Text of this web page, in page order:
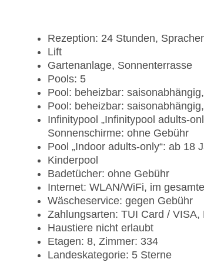
Rezeption: 24 Stunden,
Lift
Gartenanlage, Sonnenterrasse
Pools: 5
Pool: beheizbar:
Pool: beheizbar:
Infinitypool „Infinitypool adults-
Sonnenschirme: ohne Gebühr
Pool „Indoor adults-only“: ab 18
Kinderpool
Badetücher: ohne Gebühr
Internet: WLAN/WiFi, im
Wäscheservice: gegen Gebühr
Zahlungsarten: TUI Card /
Haustiere nicht erlaubt
Etagen: 8, Zimmer: 334
Landeskategorie: 5 Sterne